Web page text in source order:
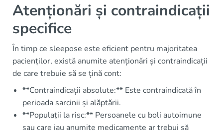
Atenționări și contraindicații
specifice
În timp ce sleepose este eficient pentru majoritatea
pacienților, există anumite atenționări și contraindicații
de care trebuie să se țină cont:
**Contraindicații absolute:** Este contraindicată în
perioada sarcinii și alăptării.
**Populații la risc:** Persoanele cu boli autoimune
sau care iau anumite medicamente ar trebui să